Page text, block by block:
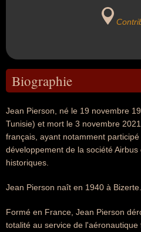
Biographie
Jean Pierson, né le 19 novembre
Tunisie) et mort le 3 novembre
français, ayant notamment
développement de la société
historiques.
Jean Pierson naît en 1940 à Bizerte.
Formé en France, Jean Pierson
totalité au service de